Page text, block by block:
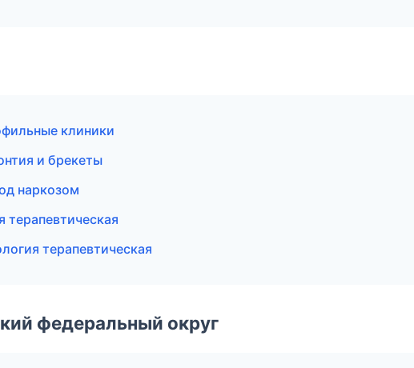
клиники
и брекеты
наркозом
терапевтическая
федеральный округ